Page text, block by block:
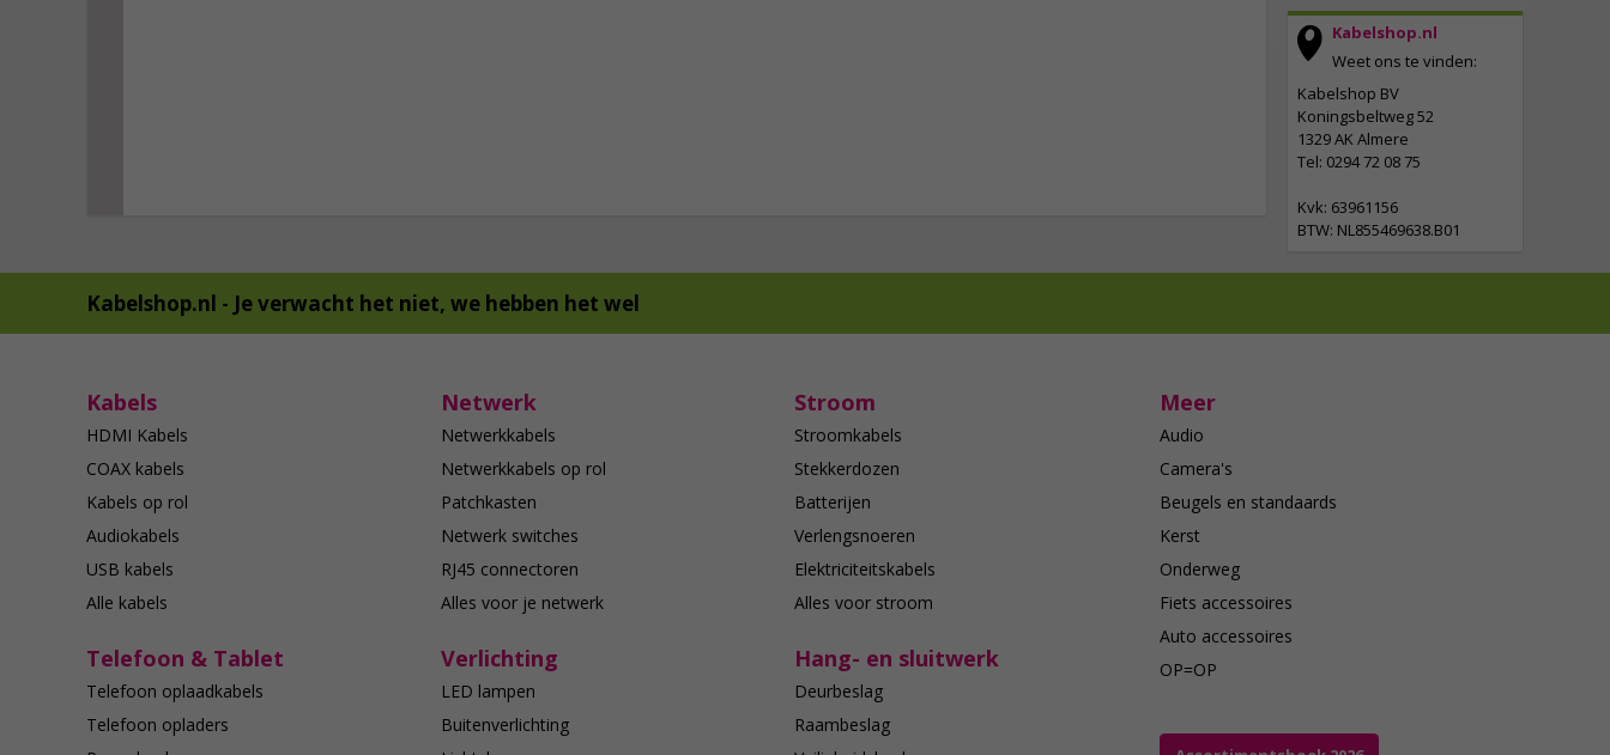
Kabelshop.nl
Weet ons te vinden:
Kabelshop BV
Koningsbeltweg 52
1329 AK Almere
Tel: 0294 72 08 75
Kvk: 63961156
BTW: NL855469638.B01
Kabelshop.nl - Je verwacht het niet, we hebben het wel
Kabels
HDMI Kabels
COAX kabels
Kabels op rol
Audiokabels
USB kabels
Alle kabels
Netwerk
Netwerkkabels
Netwerkkabels op rol
Patchkasten
Netwerk switches
RJ45 connectoren
Alles voor je netwerk
Stroom
Stroomkabels
Stekkerdozen
Batterijen
Verlengsnoeren
Elektriciteitskabels
Alles voor stroom
Telefoon & Tablet
Telefoon oplaadkabels
Telefoon opladers
Verlichting
LED lampen
Buitenverlichting
Hang- en sluitwerk
Deurbeslag
Raambeslag
Meer
Audio
Camera's
Beugels en standaards
Kerst
Onderweg
Fiets accessoires
Auto accessoires
OP=OP